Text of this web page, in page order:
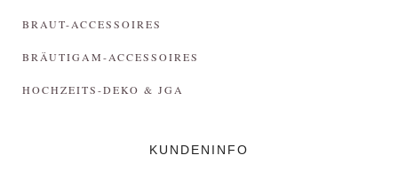
BRAUT-ACCESSOIRES
BRÄUTIGAM-ACCESSOIRES
HOCHZEITS-DEKO & JGA
KUNDENINFO